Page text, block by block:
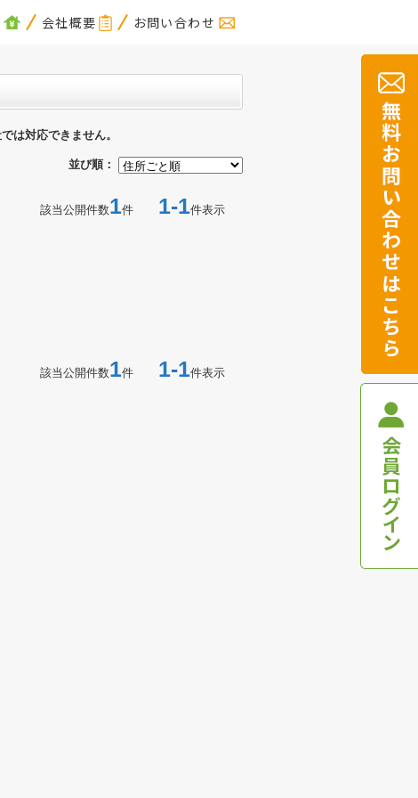
会社概要 お問い合わせ
は対応できません。
並び順：
該当公開件数1件 1-1件表示
該当公開件数1件 1-1件表示